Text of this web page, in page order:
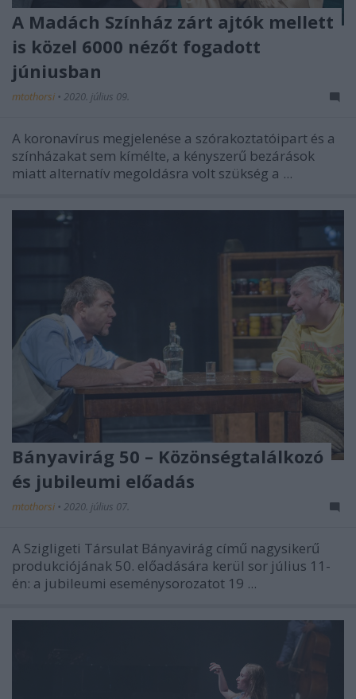
A Madách Színház zárt ajtók mellett
is közel 6000 nézőt fogadott
júniusban
mtothorsi • 2020. július 09.
A koronavírus megjelenése a szórakoztatóipart és a
színházakat sem kímélte, a kényszerű bezárások
miatt alternatív megoldásra volt szükség a ...
Bányavirág 50 – Közönségtalálkozó
és jubileumi előadás
mtothorsi • 2020. július 07.
A Szigligeti Társulat Bányavirág című nagysikerű
produkciójának 50. előadására kerül sor július 11-
én: a jubileumi eseménysorozatot 19 ...